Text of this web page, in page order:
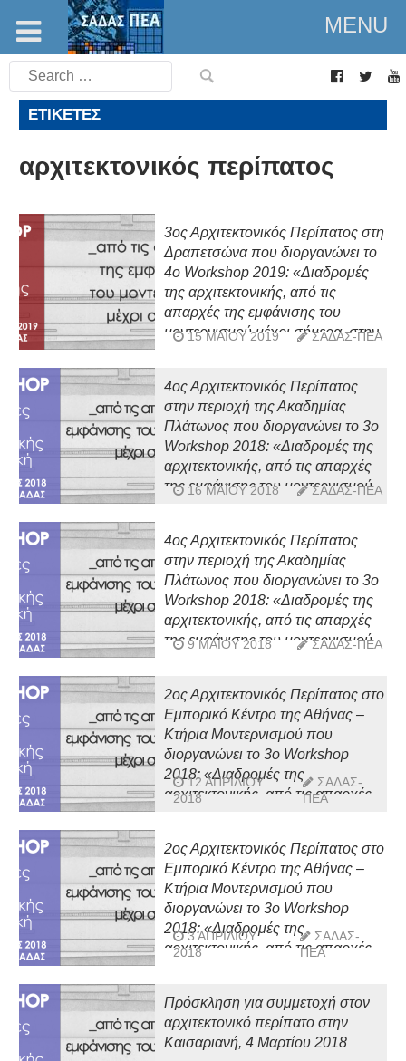
MENU
Search
for:
ΕΤΙΚΈΤΕΣ
αρχιτεκτονικός περίπατος
3ος Αρχιτεκτονικός Περίπατος στη
Δραπετσώνα που διοργανώνει το
4o Workshop 2019: «Διαδρομές
της αρχιτεκτονικής, από τις
απαρχές της εμφάνισης του
μοντερνισμού μέχρι σήμερα, στην
15 ΜΑΪ́ΟΥ 2019 ΣΑΔΑΣ-ΠΕΑ
4ος Αρχιτεκτονικός Περίπατος
στην περιοχή της Ακαδημίας
Πλάτωνος που διοργανώνει το 3o
Workshop 2018: «Διαδρομές της
αρχιτεκτονικής, από τις απαρχές
της εμφάνισης του μοντερνισμού
16 ΜΑΪ́ΟΥ 2018 ΣΑΔΑΣ-ΠΕΑ
4ος Αρχιτεκτονικός Περίπατος
στην περιοχή της Ακαδημίας
Πλάτωνος που διοργανώνει το 3o
Workshop 2018: «Διαδρομές της
αρχιτεκτονικής, από τις απαρχές
της εμφάνισης του μοντερνισμού
9 ΜΑΪ́ΟΥ 2018 ΣΑΔΑΣ-ΠΕΑ
2ος Αρχιτεκτονικός Περίπατος στο
Εμπορικό Κέντρο της Αθήνας –
Κτήρια Μοντερνισμού που
διοργανώνει το 3o Workshop
2018: «Διαδρομές της
αρχιτεκτονικής, από τις απαρχές
12 ΑΠΡΙΛΊΟΥ
2018
ΣΑΔΑΣ-
ΠΕΑ
2ος Αρχιτεκτονικός Περίπατος στο
Εμπορικό Κέντρο της Αθήνας –
Κτήρια Μοντερνισμού που
διοργανώνει το 3o Workshop
2018: «Διαδρομές της
αρχιτεκτονικής, από τις απαρχές
3 ΑΠΡΙΛΊΟΥ
2018
ΣΑΔΑΣ-
ΠΕΑ
Πρόσκληση για συμμετοχή στον
αρχιτεκτονικό περίπατο στην
Καισαριανή, 4 Μαρτίου 2018